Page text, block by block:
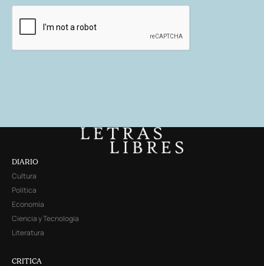
DIARIO
Cultura
Política
Economía
Ciencia y Tecnología
Literatura
CRITICA